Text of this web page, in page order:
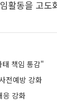
활동을 고도
책임 통감"
전예방 강화
응 강화